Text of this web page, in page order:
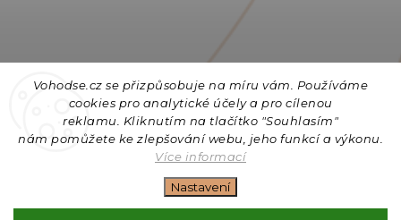
Vohodse.cz se přizpůsobuje na míru vám. Používáme
cookies pro analytické účely a pro cílenou
reklamu. Kliknutím na tlačítko "Souhlasím"
nám pomůžete ke zlepšování webu, jeho funkcí a výkonu.
Více informací
Nastavení
Sledovat na Instagramu
Copyright 2026Vohodse.cz. Všechna práva vyhrazena.